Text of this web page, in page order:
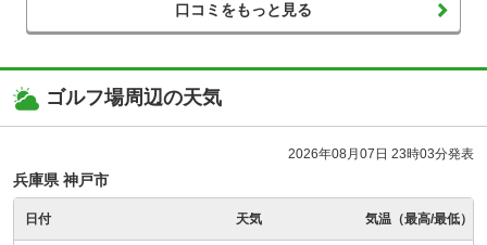
口コミをもっと見る
ゴルフ場周辺の天気
2026年08月07日 23時03分発表
兵庫県 神戸市
日付 天気 気温（最高/最低）